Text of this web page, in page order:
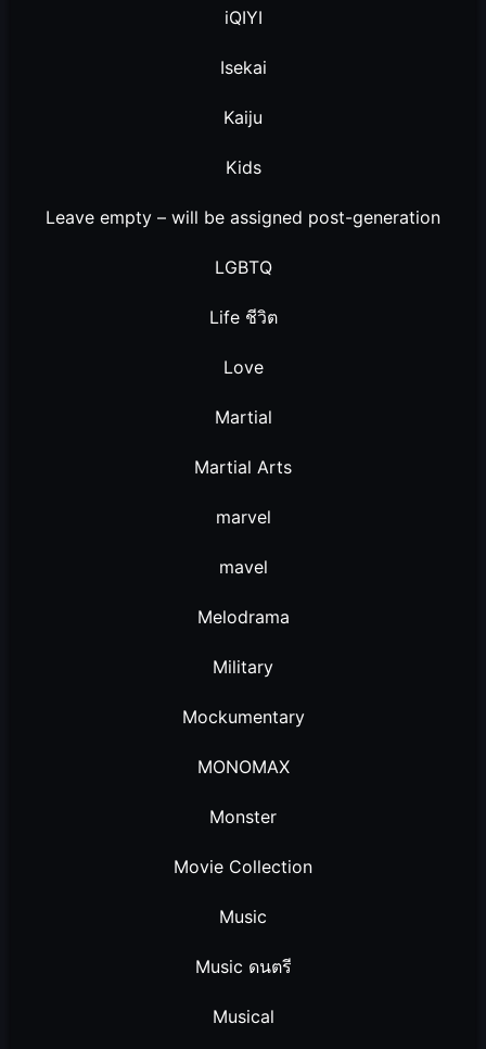
iQIYI
Isekai
Kaiju
Kids
Leave empty – will be assigned post-generation
LGBTQ
Life ชีวิต
Love
Martial
Martial Arts
marvel
mavel
Melodrama
Military
Mockumentary
MONOMAX
Monster
Movie Collection
Music
Music ดนตรี
Musical